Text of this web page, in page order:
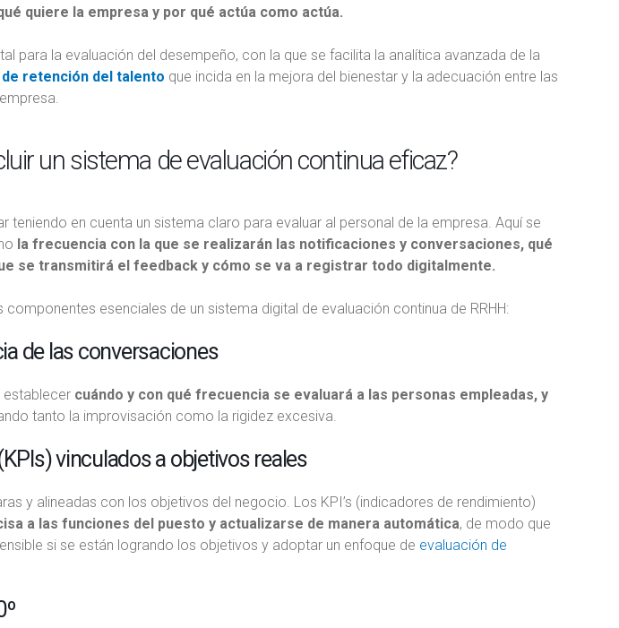
quiere la empresa y por qué actúa como actúa.
para la evaluación del desempeño, con la que se facilita la analítica avanzada de la
de retención del talento que incida en la mejora del bienestar y la adecuación entre las
un sistema de evaluación continua eficaz?
teniendo en cuenta un sistema claro para evaluar al personal de la empresa. Aquí se
la frecuencia con la que se realizarán las notificaciones y conversaciones, qué
se transmitirá el feedback y cómo se va a registrar todo digitalmente.
esenciales de un sistema digital de evaluación continua de RRHH:
de las conversaciones
establecer cuándo y con qué frecuencia se evaluará a las personas empleadas, y
tanto la improvisación como la rigidez excesiva.
vinculados a objetivos reales
y alineadas con los objetivos del negocio. Los KPI’s (indicadores de rendimiento)
a las funciones del puesto y actualizarse de manera automática, de modo que
si se están logrando los objetivos y adoptar un enfoque de evaluación de